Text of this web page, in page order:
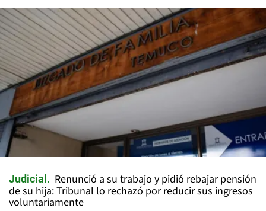
Judicial
Renunció a su trabajo y pidió rebajar pensión
de su hija: Tribunal lo rechazó por reducir sus ingresos
voluntariamente